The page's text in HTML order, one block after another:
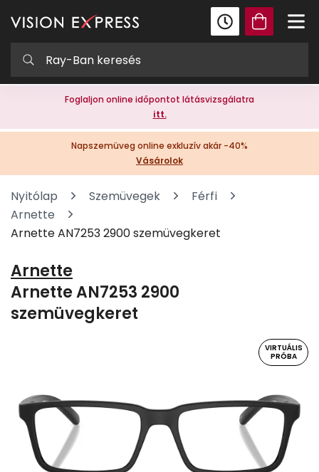
Foglaljon online időpontot látásvizsgálatra
itt.
Napszemüveg online exkluzív akár -40%
Vásárolok
Nyitólap Szemüvegek
Férfi
Arnette
Arnette AN7253 2900 szemüvegkeret
Arnette
Arnette AN7253 2900
szemüvegkeret
VIRTUÁLIS
PRÓBA